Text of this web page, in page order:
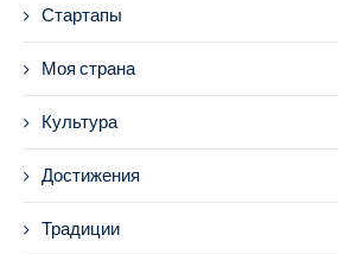
Стартапы
Моя страна
Культура
Достижения
Традиции